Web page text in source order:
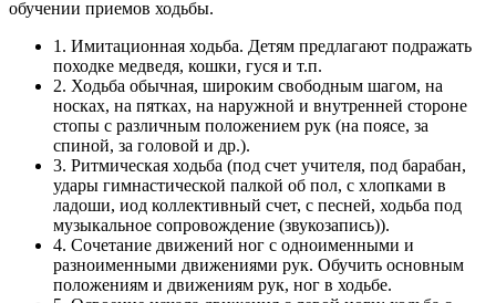
обучении приемов ходьбы.
1. Имитационная ходьба. Детям предлагают подражать
походке медведя, кошки, гуся и т.п.
2. Ходьба обычная, широким свободным шагом, на
носках, на пятках, на наружной и внутренней стороне
стопы с различным положением рук (на поясе, за
спиной, за головой и др.).
3. Ритмическая ходьба (под счет учителя, под барабан,
удары гимнастической палкой об пол, с хлопками в
ладоши, иод коллективный счет, с песней, ходьба под
музыкальное сопровождение (звукозапись)).
4. Сочетание движений ног с одноименными и
разноименными движениями рук. Обучить основным
положениям и движениям рук, ног в ходьбе.